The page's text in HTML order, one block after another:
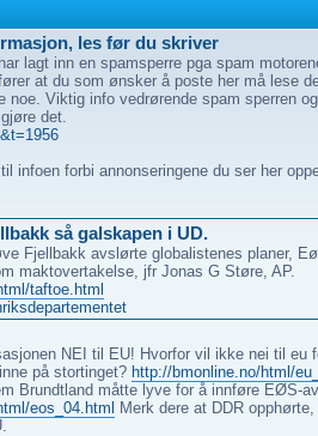
les før du skriver
lagt inn en spamsperre pga spam
at du som ønsker å poste her må lese
noe. Viktig info vedrørende spam sperren
det.
infoen forbi annonseringene du ser her
så galskapen i UD.
Fjellbakk avslørte globalistenes planer,
maktovertakelse, jfr Jonas G Støre, AP.
taftoe.html
NEI til EU! Hvorfor vil ikke nei til eu
på stortinget? http://bmonline.no/html/
Brundtland måtte lyve for å innføre EØS-
eos_04.html
Merk dere at DDR